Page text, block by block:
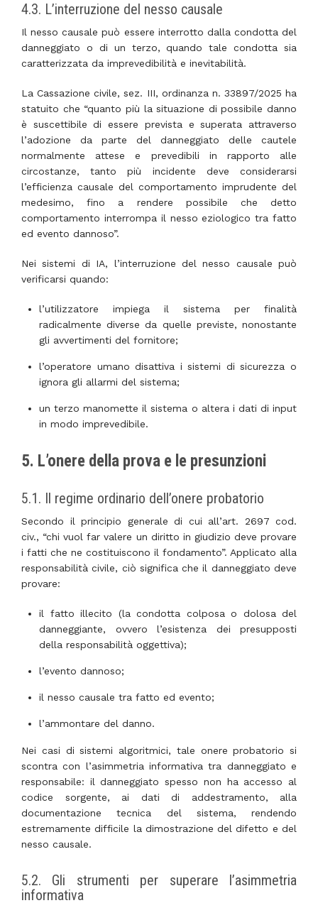
4.3. L’interruzione del nesso causale
Il nesso causale può essere interrotto dalla condotta del
danneggiato o di un terzo, quando tale condotta sia
caratterizzata da imprevedibilità e inevitabilità.
La Cassazione civile, sez. III, ordinanza n. 33897/2025 ha
statuito che “quanto più la situazione di possibile danno
è suscettibile di essere prevista e superata attraverso
l’adozione da parte del danneggiato delle cautele
normalmente attese e prevedibili in rapporto alle
circostanze, tanto più incidente deve considerarsi
l’efficienza causale del comportamento imprudente del
medesimo, fino a rendere possibile che detto
comportamento interrompa il nesso eziologico tra fatto
ed evento dannoso”.
Nei sistemi di IA, l’interruzione del nesso causale può
verificarsi quando:
l’utilizzatore impiega il sistema per finalità
radicalmente diverse da quelle previste, nonostante
gli avvertimenti del fornitore;
l’operatore umano disattiva i sistemi di sicurezza o
ignora gli allarmi del sistema;
un terzo manomette il sistema o altera i dati di input
in modo imprevedibile.
5. L’onere della prova e le presunzioni
5.1. Il regime ordinario dell’onere probatorio
Secondo il principio generale di cui all’art. 2697 cod.
civ., “chi vuol far valere un diritto in giudizio deve provare
i fatti che ne costituiscono il fondamento”. Applicato alla
responsabilità civile, ciò significa che il danneggiato deve
provare:
il fatto illecito (la condotta colposa o dolosa del
danneggiante, ovvero l’esistenza dei presupposti
della responsabilità oggettiva);
l’evento dannoso;
il nesso causale tra fatto ed evento;
l’ammontare del danno.
Nei casi di sistemi algoritmici, tale onere probatorio si
scontra con l’asimmetria informativa tra danneggiato e
responsabile: il danneggiato spesso non ha accesso al
codice sorgente, ai dati di addestramento, alla
documentazione tecnica del sistema, rendendo
estremamente difficile la dimostrazione del difetto e del
nesso causale.
5.2. Gli strumenti per superare l’asimmetria
informativa